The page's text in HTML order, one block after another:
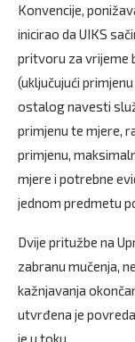
Konvencije,
inicirao da UIKS
pritvoru za vrijeme
(uključujući
ostalog navesti
primjenu te mjere,
primjenu,
mjere i potrebne
jednom predmetu
Dvije pritužbe na
zabranu mučenja,
kažnjavanja
utvrđena je
je u toku.